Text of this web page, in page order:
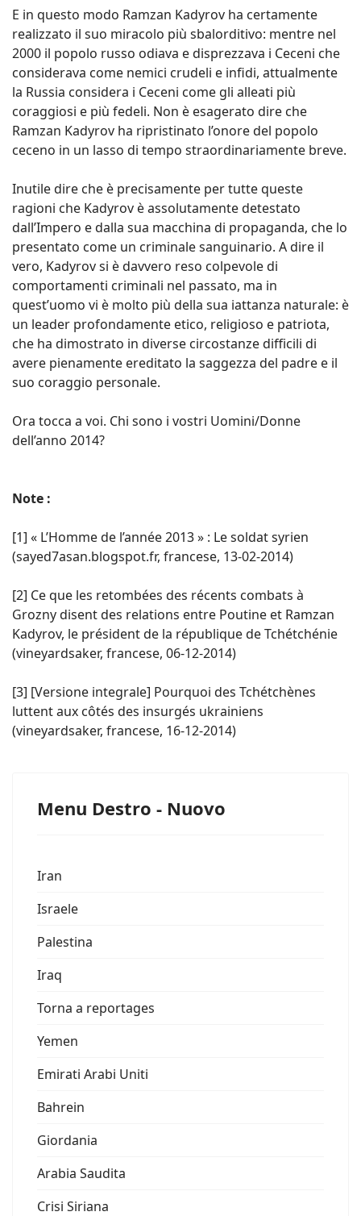
E in questo modo Ramzan Kadyrov ha certamente
realizzato il suo miracolo più sbalorditivo: mentre nel
2000 il popolo russo odiava e disprezzava i Ceceni che
considerava come nemici crudeli e infidi, attualmente
la Russia considera i Ceceni come gli alleati più
coraggiosi e più fedeli. Non è esagerato dire che
Ramzan Kadyrov ha ripristinato l’onore del popolo
ceceno in un lasso di tempo straordinariamente breve.
Inutile dire che è precisamente per tutte queste
ragioni che Kadyrov è assolutamente detestato
dall’Impero e dalla sua macchina di propaganda, che lo
presentato come un criminale sanguinario. A dire il
vero, Kadyrov si è davvero reso colpevole di
comportamenti criminali nel passato, ma in
quest’uomo vi è molto più della sua iattanza naturale: è
un leader profondamente etico, religioso e patriota,
che ha dimostrato in diverse circostanze difficili di
avere pienamente ereditato la saggezza del padre e il
suo coraggio personale.
Ora tocca a voi. Chi sono i vostri Uomini/Donne
dell’anno 2014?
Note :
[1] « L’Homme de l’année 2013 » : Le soldat syrien
(sayed7asan.blogspot.fr, francese, 13-02-2014)
[2] Ce que les retombées des récents combats à
Grozny disent des relations entre Poutine et Ramzan
Kadyrov, le président de la république de Tchétchénie
(vineyardsaker, francese, 06-12-2014)
[3] [Versione integrale] Pourquoi des Tchétchènes
luttent aux côtés des insurgés ukrainiens
(vineyardsaker, francese, 16-12-2014)
Menu Destro - Nuovo
Iran
Israele
Palestina
Iraq
Torna a reportages
Yemen
Emirati Arabi Uniti
Bahrein
Giordania
Arabia Saudita
Crisi Siriana